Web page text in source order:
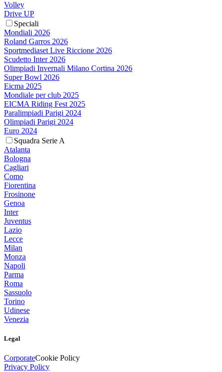
Volley
Drive UP
Speciali
Mondiali 2026
Roland Garros 2026
Sportmediaset Live Riccione 2026
Scudetto Inter 2026
Olimpiadi Invernali Milano Cortina 2026
Super Bowl 2026
Eicma 2025
Mondiale per club 2025
EICMA Riding Fest 2025
Paralimpiadi Parigi 2024
Olimpiadi Parigi 2024
Euro 2024
Squadra Serie A
Atalanta
Bologna
Cagliari
Como
Fiorentina
Frosinone
Genoa
Inter
Juventus
Lazio
Lecce
Milan
Monza
Napoli
Parma
Roma
Sassuolo
Torino
Udinese
Venezia
Legal
CorporateCookie Policy
Privacy Policy